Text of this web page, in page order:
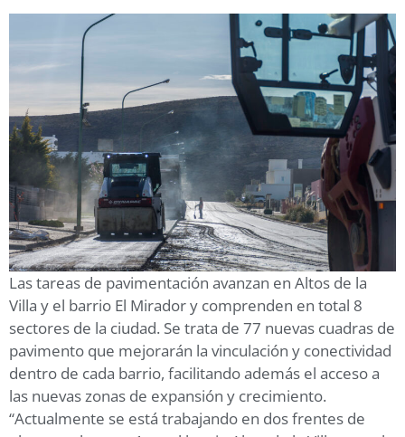
Las tareas de pavimentación avanzan en Altos de la
Villa y el barrio El Mirador y comprenden en total 8
sectores de la ciudad. Se trata de 77 nuevas cuadras de
pavimento que mejorarán la vinculación y conectividad
dentro de cada barrio, facilitando además el acceso a
las nuevas zonas de expansión y crecimiento.
“Actualmente se está trabajando en dos frentes de